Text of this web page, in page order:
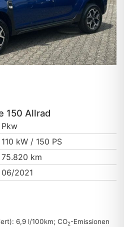
150 Allrad
Pkw
110 kW / 150 PS
75.820 km
06/2021
6,9 l/100km; CO2-Emissionen